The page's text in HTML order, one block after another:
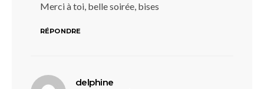
Merci à toi, belle soirée, bises
RÉPONDRE
delphine